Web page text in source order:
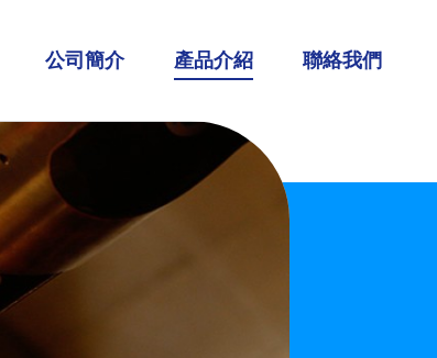
公司簡介 產品介紹
G'Vine 紀凡琴酒
Whitley Neill 惠特尼琴酒
聯絡我們